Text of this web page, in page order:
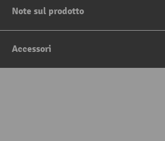
Note sul prodotto
Accessori